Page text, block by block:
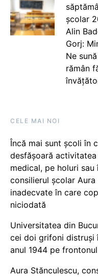
școlar
Alin
Gorj:
Ne
rămân
CELE MAI NOI
Încă mai sunt școli în
desfășoară
medical, pe holuri
consilierul școlar
inadecvate în care
niciodată
Universitatea din
cei doi grifoni distruși
anul 1944 pe
Aura Stănculescu,